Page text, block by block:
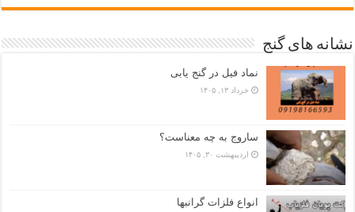
نشانه های گنج
نماد فیل در گنج یابی
خرداد ۱۳, ۱۴۰۵
ساروج به چه معناست؟
اردیبهشت ۳۰, ۱۴۰۵
انواع فلزات گرانبها